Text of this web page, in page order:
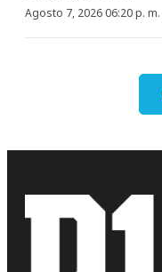
Agosto 7, 2026 06:20 p. m.